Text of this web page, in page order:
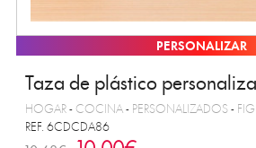
PERSONALIZAR
Taza de plástico
HOGAR- COCINA- PERSONALIZADOS-
REF. 6CDCDA86